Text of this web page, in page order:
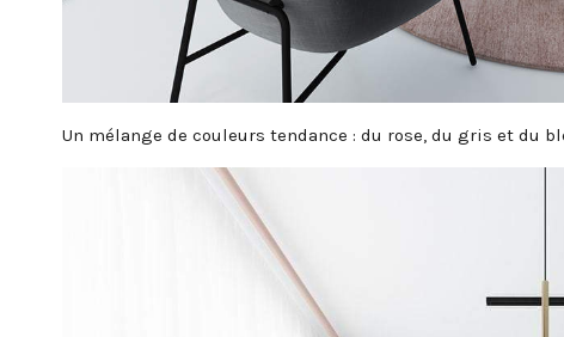
Un mélange de couleurs tendance : du rose, du gris et du